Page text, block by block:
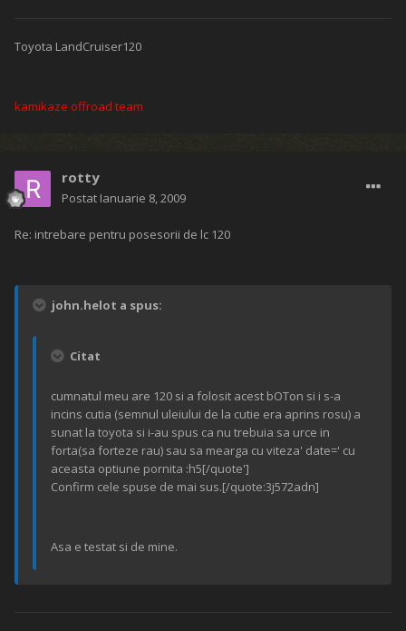
Toyota LandCruiser120
kamikaze offroad team
rotty
Postat Ianuarie 8, 2009
Re: intrebare pentru posesorii de lc 120
john.helot a spus:
Citat
cumnatul meu are 120 si a folosit acest bOTon si i s-a
incins cutia (semnul uleiului de la cutie era aprins rosu) a
sunat la toyota si i-au spus ca nu trebuia sa urce in
forta(sa forteze rau) sau sa mearga cu viteza' date=' cu
aceasta optiune pornita :h5[/quote']
Confirm cele spuse de mai sus.[/quote:3j572adn]
Asa e testat si de mine.